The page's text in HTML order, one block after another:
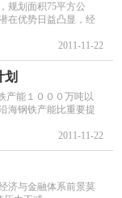
规划面积75平方公
在优势日益凸显，经
2011-11-22
划
产能１０００万吨以
海钢铁产能比重要提
2011-11-22
济与金融体系前景莫